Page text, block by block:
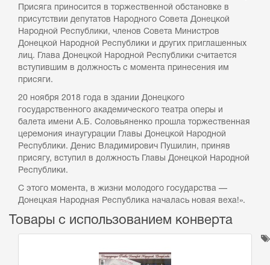
Присяга приносится в торжественной обстановке в
присутствии депутатов Народного Совета Донецкой
Народной Республики, членов Совета Министров
Донецкой Народной Республики и других приглашенных
лиц. Глава Донецкой Народной Республики считается
вступившим в должность с момента принесения им
присяги.
20 ноября 2018 года в здании Донецкого
государственного академического театра оперы и
балета имени А.Б. Соловьяненко прошла торжественная
церемония инаугурации Главы Донецкой Народной
Республики. Денис Владимирович Пушилин, приняв
присягу, вступил в должность Главы Донецкой Народной
Республики.
С этого момента, в жизни молодого государства —
Донецкая Народная Республика началась новая веха!».
Товары с использованием конверта